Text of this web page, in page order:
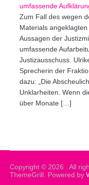
umfassende
Zum Fall des wegen
Materials
Aussagen der
umfassende
Justizausschuss.
Sprecherin der
dazu: „Die
Unklarheiten. Wenn
über Monate […]
Copyright © 2026 . All
ThemeGrill. Powered by